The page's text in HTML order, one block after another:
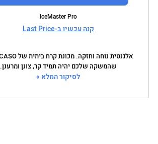
IceMaster Pro
קנה עכשיו ב-Last Price
שהמשקה שלכם יהיה תמיד קר, צונן ומרענן.
לסיקור המלא »